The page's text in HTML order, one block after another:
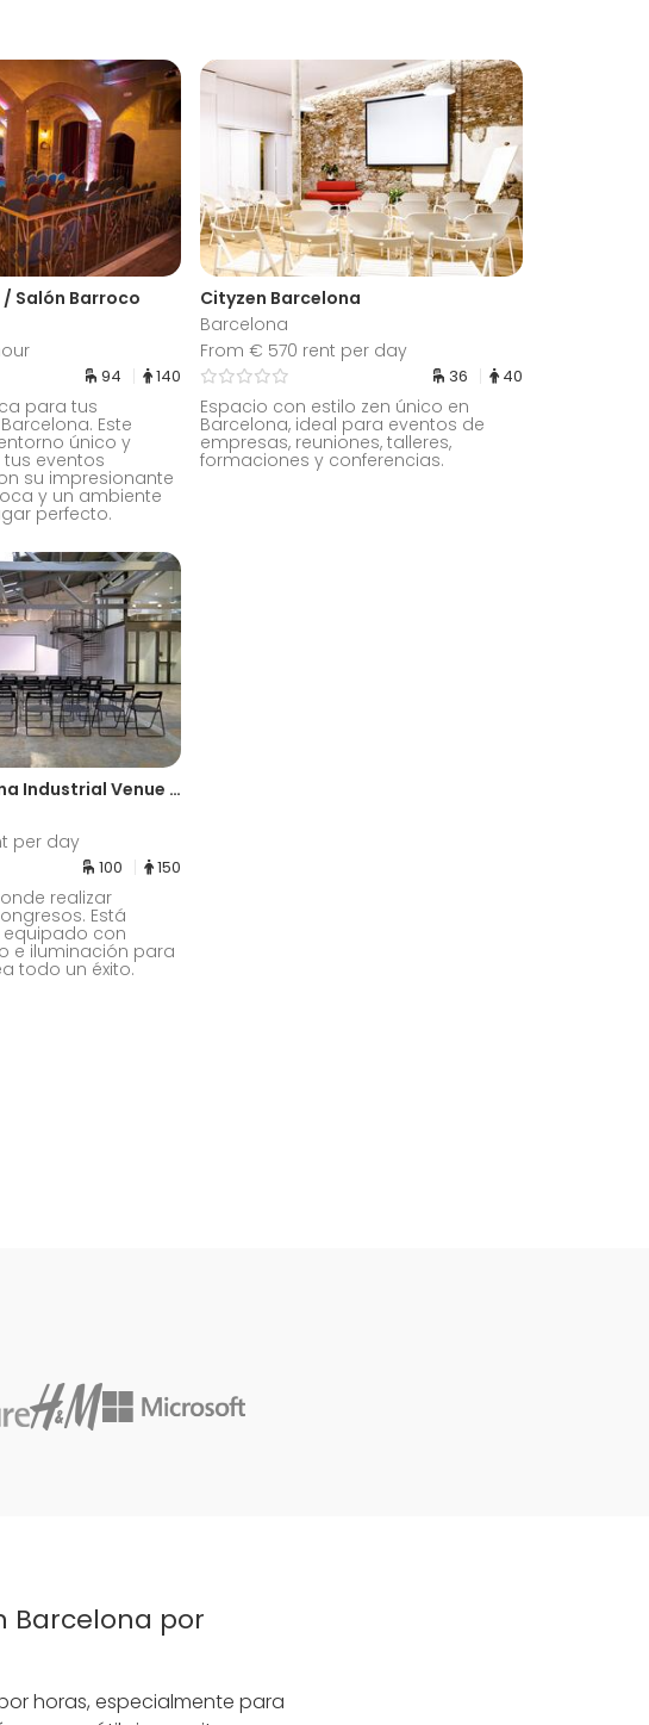
Salón Barroco
94 140
para tus
Este
único y
eventos
su impresionante
y un ambiente
perfecto.
Cityzen Barcelona
Barcelona
From € 570 rent per day
36 40
Espacio con estilo zen único en
Barcelona, ideal para eventos de
empresas, reuniones, talleres,
formaciones y conferencias.
Central Barcelona Industrial Venue with Modern Flair
per day
100 150
realizar
Está
con
e iluminación para
todo un éxito.
Barcelona por
horas, especialmente para